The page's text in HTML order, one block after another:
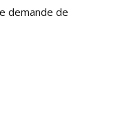
demande de